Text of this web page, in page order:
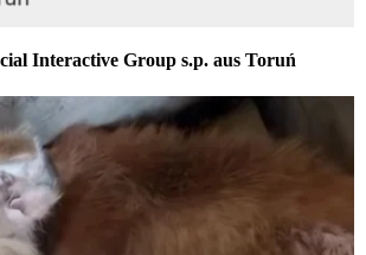
Interactive Group s.p. aus Toruń